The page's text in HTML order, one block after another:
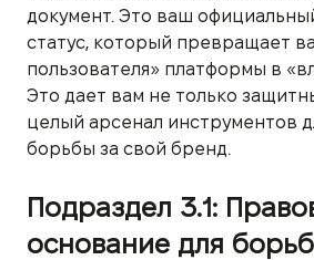
документ. Это ваш
статус, который превращает
пользователя» платформы в
Это дает вам не только
целый арсенал инструментов
борьбы за свой бренд.
Подраздел 3.1:
основание для